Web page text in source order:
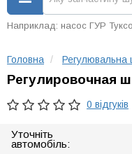
Наприклад: насос ГУР
Головна Регулювальна
Регулировочная
0 відгуків
Уточніть
автомобіль: